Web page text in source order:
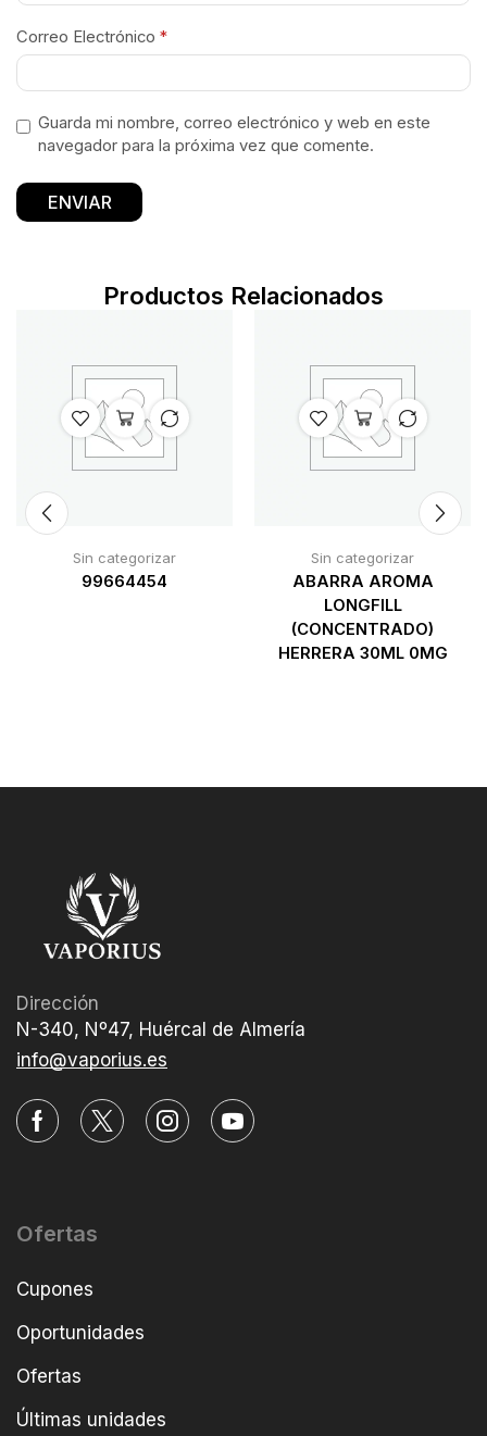
Correo Electrónico *
Guarda mi nombre, correo electrónico y web en este
navegador para la próxima vez que comente.
Productos Relacionados
Sin categorizar
99664454
Sin categorizar
ABARRA AROMA
LONGFILL
(CONCENTRADO)
HERRERA 30ML 0MG
Dirección
N-340, Nº47, Huércal de Almería
info@vaporius.es
Ofertas
Cupones
Oportunidades
Ofertas
Últimas unidades